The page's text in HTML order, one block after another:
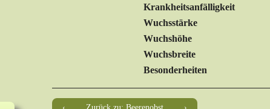
Krankheitsanfälligkeit
Wuchsstärke
Wuchshöhe
Wuchsbreite
Besonderheiten